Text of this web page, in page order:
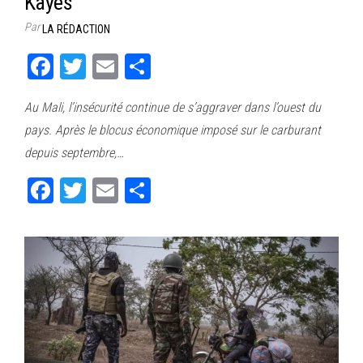
ParLA RÉDACTION
Fa
bo
ok
T
tt
er
E
ail ag
er
Au Mali, l’insécurité continue de s’aggraver dans l’ouest du
pays. Après le blocus économique imposé sur le carburant
depuis septembre,…
Fa
bo
ok
T
tt
er
E
ail ag
er